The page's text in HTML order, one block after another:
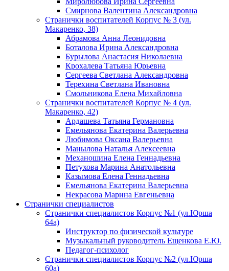
Смирнова Валентина Александровна
Странички воспитателей Корпус № 3 (ул.
Макаренко, 38)
Абрамова Анна Леонидовна
Боталова Ирина Александровна
Бурылова Анастасия Николаевна
Крохалева Татьяна Юрьевна
Сергеева Светлана Александровна
Терехина Светлана Ивановна
Смольникова Елена Михайловна
Странички воспитателей Корпус № 4 (ул.
Макаренко, 42)
Ардашева Татьяна Германовна
Емельянова Екатерина Валерьевна
Любимова Оксана Валерьевна
Манылова Наталья Алексеевна
Механошина Елена Геннадьевна
Петухова Марина Анатольевна
Казымова Елена Геннадьевна
Емельянова Екатерина Валерьевна
Некрасова Марина Евгеньевна
Странички специалистов
Странички специалистов Корпус №1 (ул.Юрша
64а)
Инструктор по физической культуре
Музыкальный руководитель Ещенкова Е.Ю.
Педагог-психолог
Странички специалистов Корпус №2 (ул.Юрша
60а)